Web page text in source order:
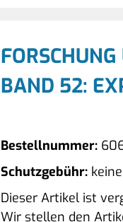
BAND 52:
Bestellnummer:
Schutzgebühr:keine
Dieser Artikel ist
Wir stellen den